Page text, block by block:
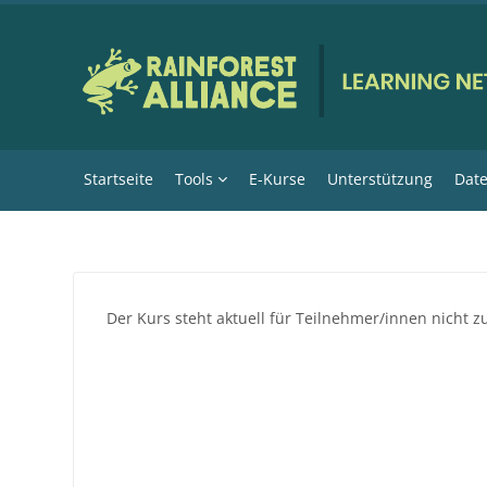
Startseite Tools E-Kurse Unterstützung
Der Kurs steht aktuell für Teilnehmer/innen nicht